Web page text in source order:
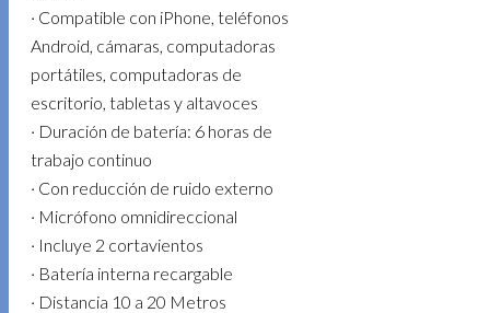
· Compatible con iPhone, teléfonos
Android, cámaras, computadoras
portátiles, computadoras de
escritorio, tabletas y altavoces
· Duración de batería: 6 horas de
trabajo continuo
· Con reducción de ruido externo
· Micrófono omnidireccional
· Incluye 2 cortavientos
· Batería interna recargable
· Distancia 10 a 20 Metros